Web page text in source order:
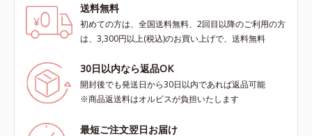
送料無料
初めての方は、全国送料無料、2回目以降のご利用の方
は、3,300円以上(税込)のお買い上げで、送料無料
30日以内なら返品OK
開封後でも発送日から30日以内であれば返品可能
※商品返送料はオルビスが負担いたします
最短ご注文翌日お届け